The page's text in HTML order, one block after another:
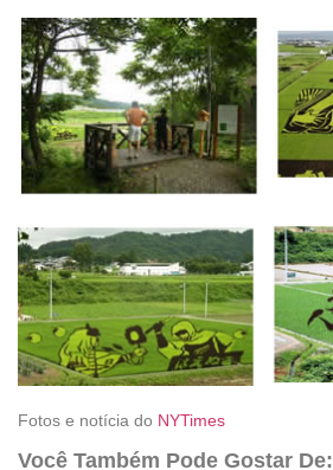
Fotos e notícia do NYTimes
Você Também Pode Gostar De: